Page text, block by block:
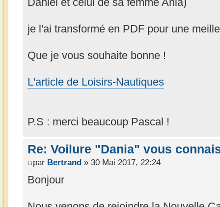
je l'ai transformé en PDF pour une
Que je vous souhaite bonne !
L'article de Loisirs-Nautiques
P.S : merci beaucoup Pascal !
Re: Voilure "Dania" vous
par Bertrand » 30 Mai 2017, 22:24
Bonjour